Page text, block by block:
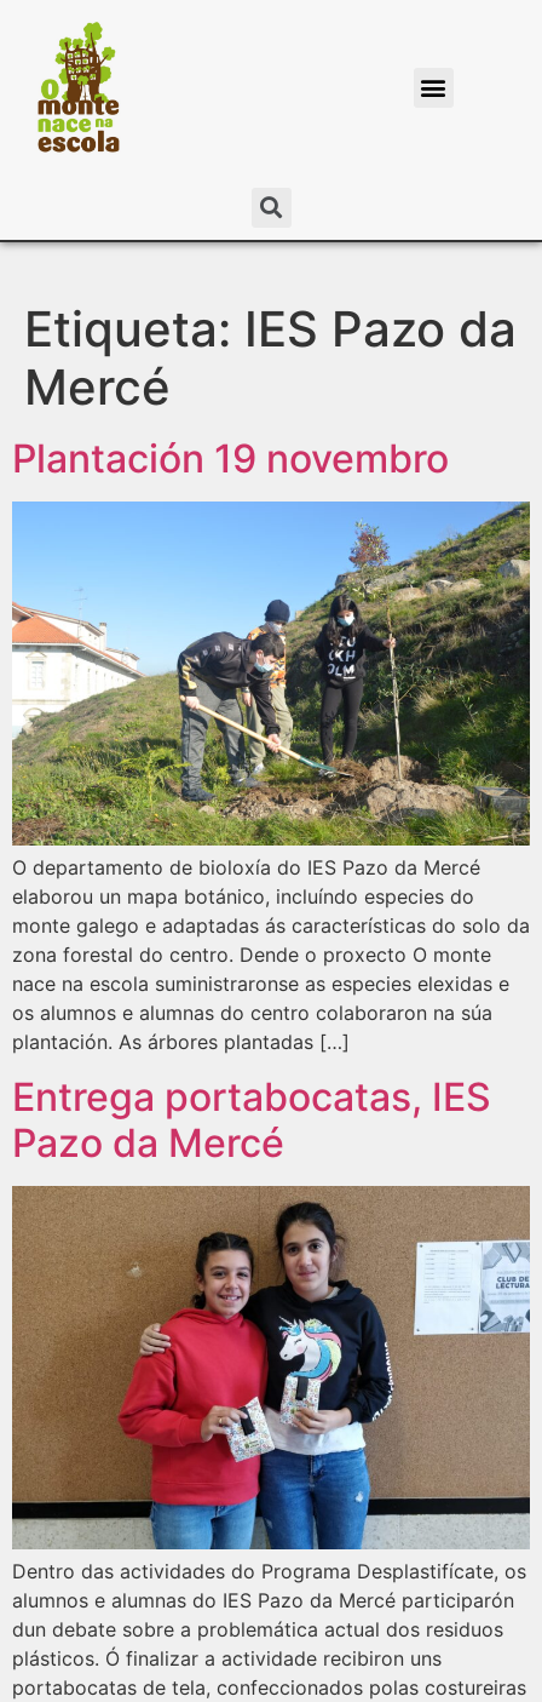
Etiqueta: IES Pazo da
Mercé
Plantación 19 novembro
O departamento de bioloxía do IES Pazo da Mercé
elaborou un mapa botánico, incluíndo especies do
monte galego e adaptadas ás características do solo da
zona forestal do centro. Dende o proxecto O monte
nace na escola suministraronse as especies elexidas e
os alumnos e alumnas do centro colaboraron na súa
plantación. As árbores plantadas […]
Entrega portabocatas, IES
Pazo da Mercé
Dentro das actividades do Programa Desplastifícate, os
alumnos e alumnas do IES Pazo da Mercé participarón
dun debate sobre a problemática actual dos residuos
plásticos. Ó finalizar a actividade recibiron uns
portabocatas de tela, confeccionados polas costureiras